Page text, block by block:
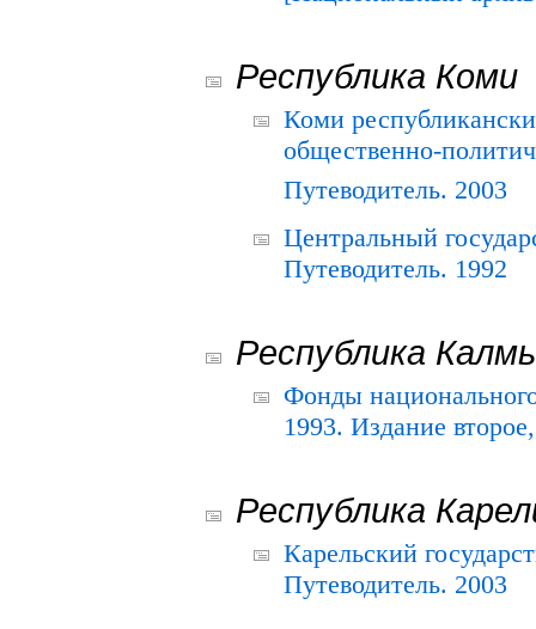
Республика Коми
Коми
общественно-
Путеводитель. 2003
Центральный
Путеводитель. 1992
Республика
Фонды
1993. Издание
Республика
Карельский
Путеводитель. 2003